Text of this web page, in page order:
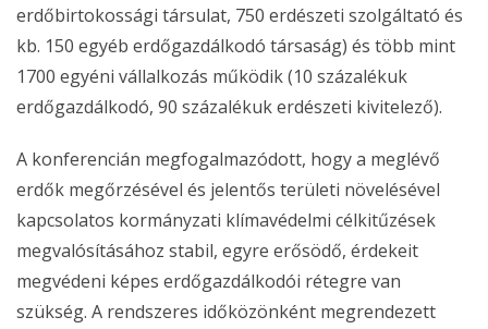
erdőbirtokossági társulat, 750 erdészeti szolgáltató és
kb. 150 egyéb erdőgazdálkodó társaság) és több mint
1700 egyéni vállalkozás működik (10 százalékuk
erdőgazdálkodó, 90 százalékuk erdészeti kivitelező).
A konferencián megfogalmazódott, hogy a meglévő
erdők megőrzésével és jelentős területi növelésével
kapcsolatos kormányzati klímavédelmi célkitűzések
megvalósításához stabil, egyre erősödő, érdekeit
megvédeni képes erdőgazdálkodói rétegre van
szükség. A rendszeres időközönként megrendezett